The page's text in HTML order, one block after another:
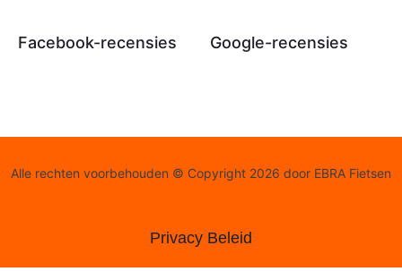
Facebook-recensies Google-recensies
Alle rechten voorbehouden © Copyright 2026 door EBRA Fietsen
Privacy Beleid